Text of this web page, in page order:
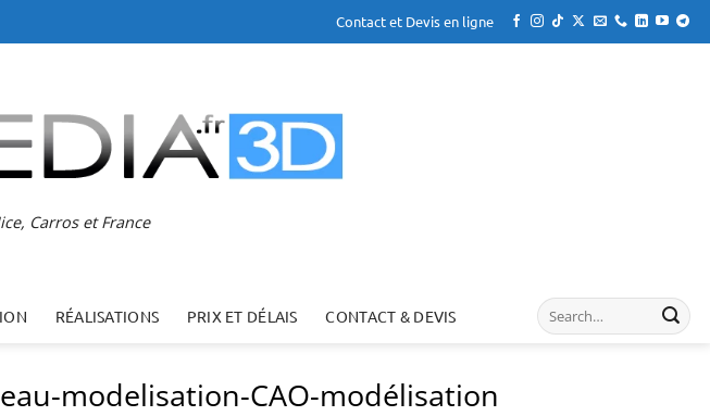
Contact et Devis en ligne
Carros et France
RÉALISATIONS PRIX ET DÉLAIS CONTACT & DEVIS
modelisation-CAO-modélisation